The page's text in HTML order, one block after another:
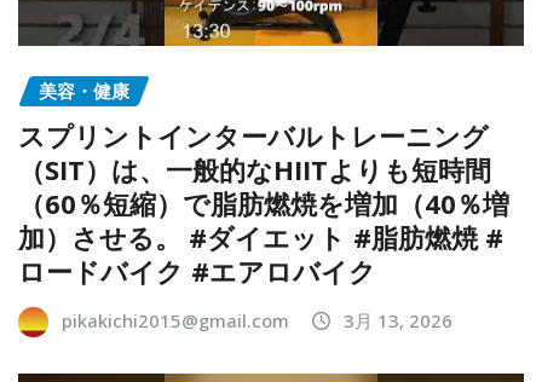
美容・健康
スプリントインターバルトレーニング
（SIT）は、一般的なHIITよりも短時間
（60％短縮）で脂肪燃焼を増加（40％増
加）させる。 #ダイエット #脂肪燃焼 #
ロードバイク #エアロバイク
pikakichi2015@gmail.com 3月 13, 2026